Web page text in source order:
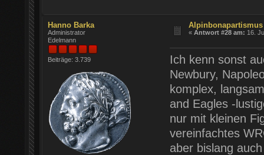
Hanno Barka
Administrator
Edelmann
Beiträge: 3.739
Alpinbonapartismus
«Antwort #28 am: 16.
Ich kenn sonst
Newbury,
komplex,
and Eagles -
nur mit kleinen
vereinfachtes
aber bislang